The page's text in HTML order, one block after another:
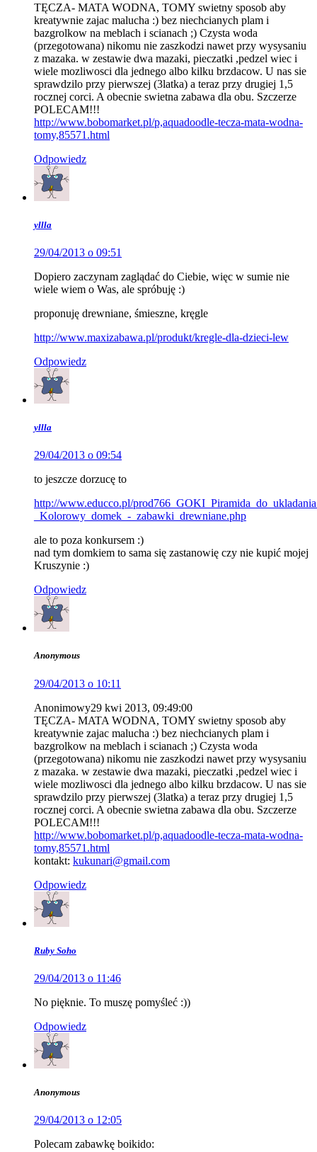
TĘCZA- MATA WODNA, TOMY swietny sposob aby
kreatywnie zajac malucha :) bez niechcianych plam i
bazgrolkow na meblach i scianach ;) Czysta woda
(przegotowana) nikomu nie zaszkodzi nawet przy wysysaniu
z mazaka. w zestawie dwa mazaki, pieczatki ,pedzel wiec i
wiele mozliwosci dla jednego albo kilku brzdacow. U nas sie
sprawdzilo przy pierwszej (3latka) a teraz przy drugiej 1,5
rocznej corci. A obecnie swietna zabawa dla obu. Szczerze
POLECAM!!!
http://www.bobomarket.pl/p,aquadoodle-tecza-mata-wodna-
tomy,85571.html
Odpowiedz
yllla
29/04/2013 o 09:51
Dopiero zaczynam zaglądać do Ciebie, więc w sumie nie
wiele wiem o Was, ale spróbuję :)
proponuję drewniane, śmieszne, kręgle
http://www.maxizabawa.pl/produkt/kregle-dla-dzieci-lew
Odpowiedz
yllla
29/04/2013 o 09:54
to jeszcze dorzucę to
http://www.educco.pl/
_Kolorowy_domek_-_zabawki_drewniane.php
ale to poza konkursem :)
nad tym domkiem to sama się zastanowię czy nie kupić mojej
Kruszynie :)
Odpowiedz
Anonymous
29/04/2013 o 10:11
Anonimowy29 kwi 2013, 09:49:00
TĘCZA- MATA WODNA, TOMY swietny sposob aby
kreatywnie zajac malucha :) bez niechcianych plam i
bazgrolkow na meblach i scianach ;) Czysta woda
(przegotowana) nikomu nie zaszkodzi nawet przy wysysaniu
z mazaka. w zestawie dwa mazaki, pieczatki ,pedzel wiec i
wiele mozliwosci dla jednego albo kilku brzdacow. U nas sie
sprawdzilo przy pierwszej (3latka) a teraz przy drugiej 1,5
rocznej corci. A obecnie swietna zabawa dla obu. Szczerze
POLECAM!!!
http://www.bobomarket.pl/p,aquadoodle-tecza-mata-wodna-
tomy,85571.html
kontakt: kukunari@gmail.com
Odpowiedz
Ruby Soho
29/04/2013 o 11:46
No pięknie. To muszę pomyśleć :))
Odpowiedz
Anonymous
29/04/2013 o 12:05
Polecam zabawkę boikido: